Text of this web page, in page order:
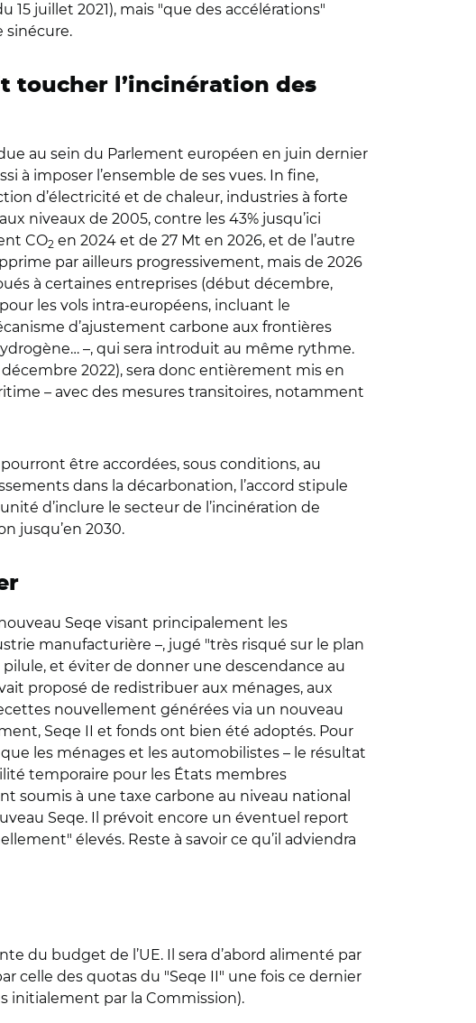
15 juillet 2021), mais "que des accélérations"
sinécure.
toucher l’incinération des
au sein du Parlement européen en juin dernier
à imposer l’ensemble de ses vues. In fine,
d’électricité et de chaleur, industries à forte
niveaux de 2005, contre les 43% jusqu’ici
CO2 en 2024 et de 27 Mt en 2026, et de l’autre
par ailleurs progressivement, mais de 2026
à certaines entreprises (début décembre,
les vols intra-européens, incluant le
d’ajustement carbone aux frontières
–, qui sera introduit au même rythme.
décembre 2022), sera donc entièrement mis en
– avec des mesures transitoires, notamment
être accordées, sous conditions, au
dans la décarbonation, l’accord stipule
d’inclure le secteur de l’incinération de
jusqu’en 2030.
Seqe visant principalement les
manufacturière –, jugé "très risqué sur le plan
pilule, et éviter de donner une descendance au
proposé de redistribuer aux ménages, aux
nouvellement générées via un nouveau
Seqe II et fonds ont bien été adoptés. Pour
les ménages et les automobilistes – le résultat
temporaire pour les États membres
soumis à une taxe carbone au niveau national
Seqe. Il prévoit encore un éventuel report
élevés. Reste à savoir ce qu’il adviendra
du budget de l’UE. Il sera d’abord alimenté par
celle des quotas du "Seqe II" une fois ce dernier
initialement par la Commission).